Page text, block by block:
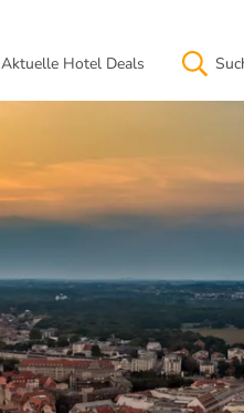
Aktuelle Hotel Deals